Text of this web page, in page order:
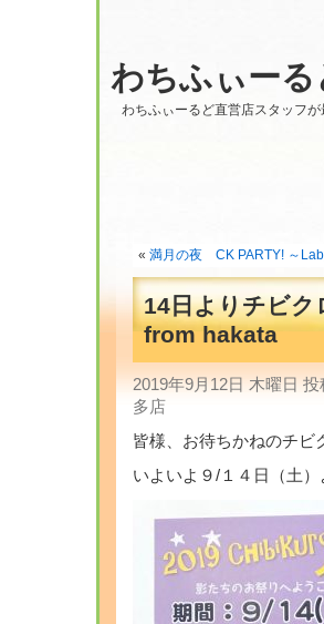
わちふぃー
わちふぃーるど直営店スタッフ
« 満月の夜 CK PARTY! ～
14日よりチビ
from hakata
2019年9月12日 木曜日
多店
皆様、お待ちかねのチビ
いよいよ９/１４日（土）